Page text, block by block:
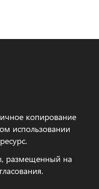
копирование
использовании
размещенный на